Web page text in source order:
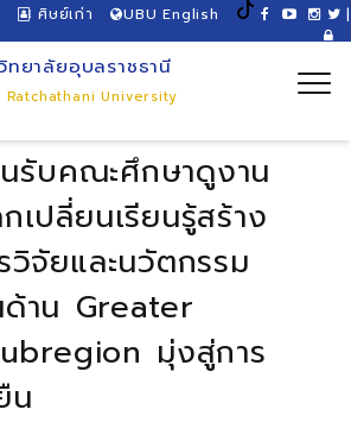
ศิษย์เก่า UBU English |
ทยาลัยอุบลราชธานี
Ratchathani University
รับคณะศึกษาดูงาน
เปลี่ยนเรียนรู้สร้าง
วิจัยและนวัตกรรม
ด้าน Greater
มุ่งสู่การ
น